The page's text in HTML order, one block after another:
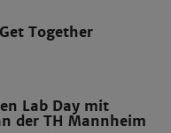
Together
Lab Day mit
der TH Mannheim